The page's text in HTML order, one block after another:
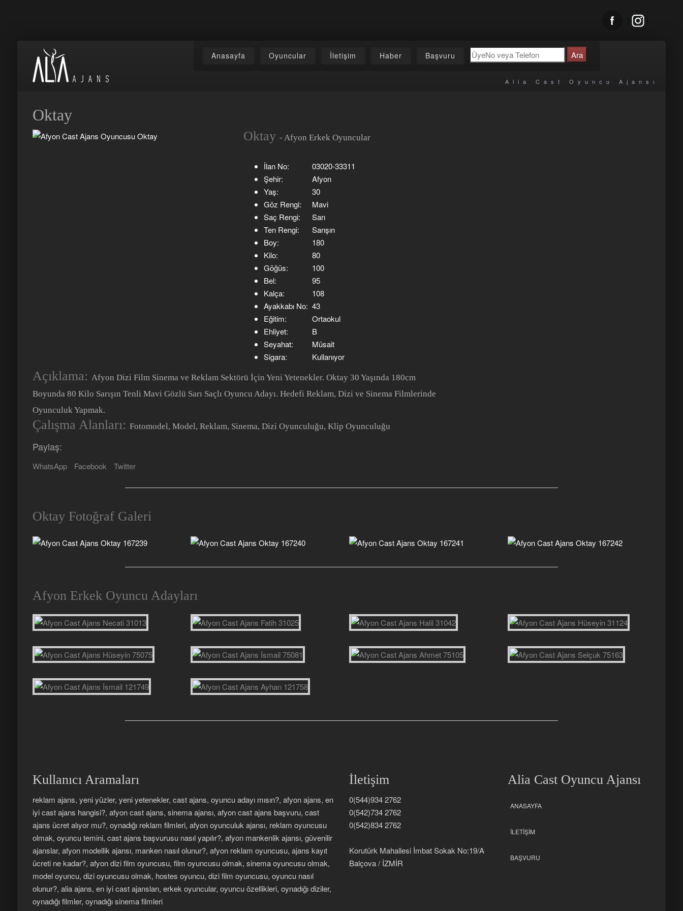
Alia Cast Oyuncu Ajansı
Anasayfa Oyuncular İletişim Haber Başvuru
Oktay
Oktay- Afyon Erkek Oyuncular
İlan No:
03020-33311
Şehir:
Afyon
Yaş:
30
Göz Rengi:
Mavi
Saç Rengi:
Sarı
Ten Rengi:
Sarışın
Boy:
180
Kilo:
80
Göğüs:
100
Bel:
95
Kalça:
108
Ayakkabı No: 43
Eğitim:
Ortaokul
Ehliyet:
B
Seyahat:
Müsait
Sigara:
Kullanıyor
Açıklama: Afyon Dizi Film Sinema ve Reklam Sektörü İçin Yeni Yetenekler. Oktay 30 Yaşında 180cm
Boyunda 80 Kilo Sarışın Tenli Mavi Gözlü Sarı Saçlı Oyuncu Adayı. Hedefi Reklam, Dizi ve Sinema Filmlerinde
Oyunculuk Yapmak.
Çalışma Alanları: Fotomodel, Model, Reklam, Sinema, Dizi Oyunculuğu, Klip Oyunculuğu
Paylaş:
WhatsApp Facebook Twitter
Oktay Fotoğraf Galeri
Afyon Erkek Oyuncu Adayları
Kullanıcı Aramaları
reklam ajans, yeni yüzler, yeni yetenekler, cast ajans, oyuncu adayı mısın?, afyon ajans, en
iyi cast ajans hangisi?, afyon cast ajans, sinema ajansı, afyon cast ajans başvuru, cast
ajans ücret alıyor mu?, oynadığı reklam filmleri, afyon oyunculuk ajansı, reklam oyuncusu
olmak, oyuncu temini, cast ajans başvurusu nasıl yapılır?, afyon mankenlik ajansı, güvenilir
ajanslar, afyon modellik ajansı, manken nasıl olunur?, afyon reklam oyuncusu, ajans kayıt
ücreti ne kadar?, afyon dizi film oyuncusu, film oyuncusu olmak, sinema oyuncusu olmak,
model oyuncu, dizi oyuncusu olmak, hostes oyuncu, dizi film oyuncusu, oyuncu nasıl
olunur?, alia ajans, en iyi cast ajansları, erkek oyuncular, oyuncu özellikleri, oynadığı diziler,
oynadığı filmler, oynadığı sinema filmleri
İletişim
0(544)934 2762
0(542)734 2762
0(542)834 2762
Korutürk Mahallesi İmbat Sokak No:19/A
Balçova / İZMİR
Alia Cast Oyuncu Ajansı
ANASAYFA
İLETIŞIM
BAŞVURU